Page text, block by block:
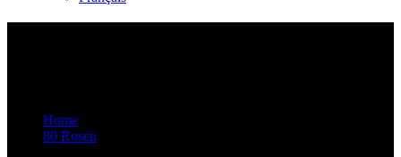
Home
80 Rosen